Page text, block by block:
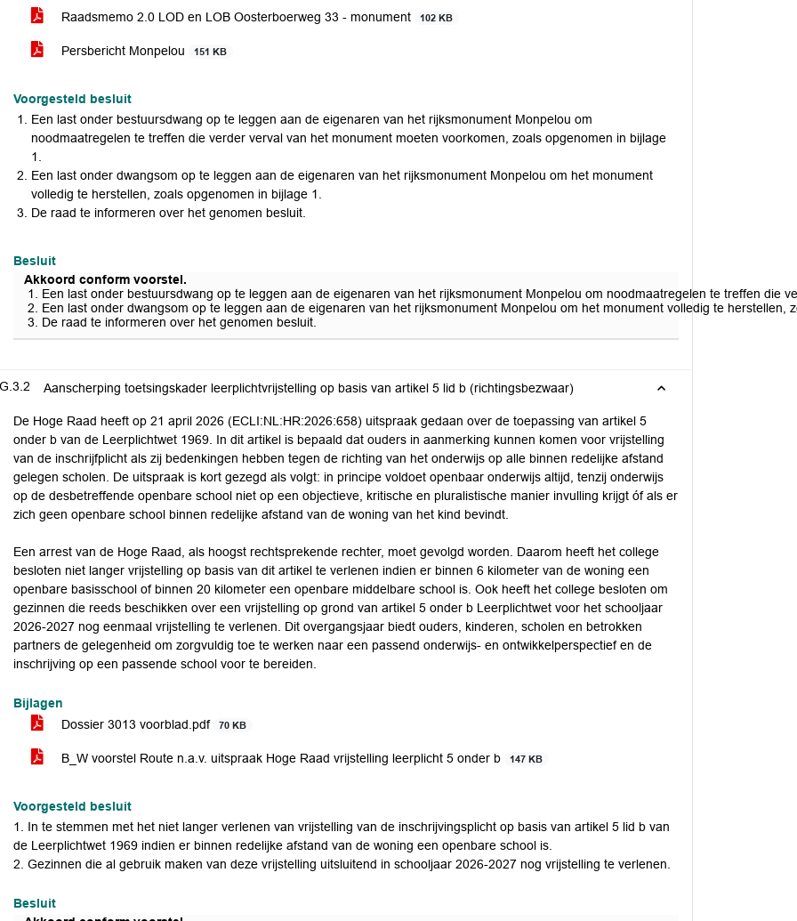
Raadsmemo 2.0 LOD en LOB Oosterboerweg 33 - monument 102 KB
Persbericht Monpelou 151 KB
Voorgesteld besluit
Een last onder bestuursdwang op te leggen aan de eigenaren van het rijksmonument Monpelou om
noodmaatregelen te treffen die verder verval van het monument moeten voorkomen, zoals opgenomen in bijlage
1.
Een last onder dwangsom op te leggen aan de eigenaren van het rijksmonument Monpelou om het monument
volledig te herstellen, zoals opgenomen in bijlage 1.
De raad te informeren over het genomen besluit.
Besluit
Akkoord conform voorstel.
Een last onder bestuursdwang op te leggen aan de eigenaren van het rijksmonument Monpelou om noodmaatregelen te treffen die
Een last onder dwangsom op te leggen aan de eigenaren van het rijksmonument Monpelou om het monument volledig te herstellen,
De raad te informeren over het genomen besluit.
Aanscherping toetsingskader leerplichtvrijstelling op basis van artikel 5 lid b (richtingsbezwaar)
De Hoge Raad heeft op 21 april 2026 (ECLI:NL:HR:2026:658) uitspraak gedaan over de toepassing van artikel 5
onder b van de Leerplichtwet 1969. In dit artikel is bepaald dat ouders in aanmerking kunnen komen voor vrijstelling
van de inschrijfplicht als zij bedenkingen hebben tegen de richting van het onderwijs op alle binnen redelijke afstand
gelegen scholen. De uitspraak is kort gezegd als volgt: in principe voldoet openbaar onderwijs altijd, tenzij onderwijs
op de desbetreffende openbare school niet op een objectieve, kritische en pluralistische manier invulling krijgt óf als er
zich geen openbare school binnen redelijke afstand van de woning van het kind bevindt.
Een arrest van de Hoge Raad, als hoogst rechtsprekende rechter, moet gevolgd worden. Daarom heeft het college
besloten niet langer vrijstelling op basis van dit artikel te verlenen indien er binnen 6 kilometer van de woning een
openbare basisschool of binnen 20 kilometer een openbare middelbare school is. Ook heeft het college besloten om
gezinnen die reeds beschikken over een vrijstelling op grond van artikel 5 onder b Leerplichtwet voor het schooljaar
2026-2027 nog eenmaal vrijstelling te verlenen. Dit overgangsjaar biedt ouders, kinderen, scholen en betrokken
partners de gelegenheid om zorgvuldig toe te werken naar een passend onderwijs- en ontwikkelperspectief en de
inschrijving op een passende school voor te bereiden.
Bijlagen
Dossier 3013 voorblad.pdf
70 KB
B_W voorstel Route n.a.v. uitspraak Hoge Raad vrijstelling leerplicht 5 onder b 147 KB
Voorgesteld besluit
1. In te stemmen met het niet langer verlenen van vrijstelling van de inschrijvingsplicht op basis van artikel 5 lid b van
de Leerplichtwet 1969 indien er binnen redelijke afstand van de woning een openbare school is.
2. Gezinnen die al gebruik maken van deze vrijstelling uitsluitend in schooljaar 2026-2027 nog vrijstelling te verlenen.
Besluit